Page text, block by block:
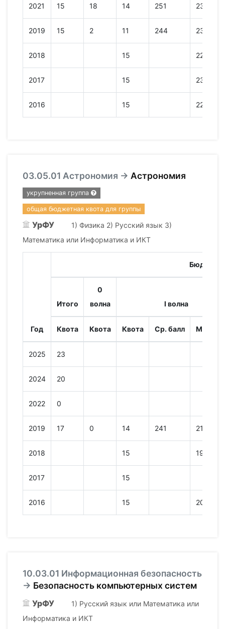
2021 15 18 14 251 233
2019 15 2 11 244 238
2018 15 222
2017 15 234
2016 15 223
03.05.01 Астрономия → Астрономия
укрупненная группа
общая бюджетная квота для группы
УрФУ
1) Физика 2) Русский язык 3)
Математика или Информатика и ИКТ
Год
Бюджет
Итого
0
волна
I волна
Квота Квота Квота Ср. балл Мин.
2025 23
2024 20
2022 0
2019 17 0 14 241 216
2018 15 191
2017 15
2016 15 205
10.03.01 Информационная безопасность
→ Безопасность компьютерных систем
УрФУ
1) Русский язык или Математика или
Информатика и ИКТ